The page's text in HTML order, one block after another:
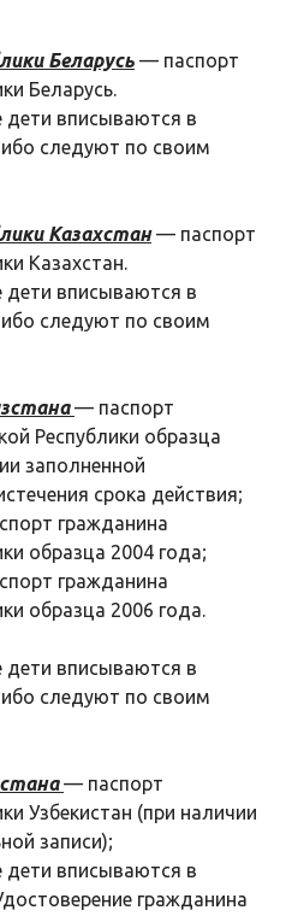
Беларусь — паспорт
Беларусь.
дети вписываются в
следуют по своим
Казахстан— паспорт
Казахстан.
дети вписываются в
следуют по своим
— паспорт
Республики образца
заполненной
срока действия;
гражданина
образца 2004 года;
гражданина
образца 2006 года.
дети вписываются в
следуют по своим
— паспорт
Узбекистан (при наличии
записи);
дети вписываются в
гражданина